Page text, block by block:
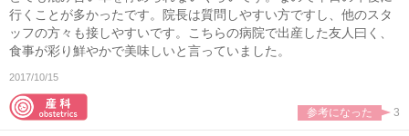
行くことが多かったです。院長は質問しやすい方ですし、他のスタ
ッフの方々も接しやすいです。こちらの病院で出産した友人曰く、
食事が彩り鮮やかで美味しいと言っていました。
2017/10/15
参考になった 3